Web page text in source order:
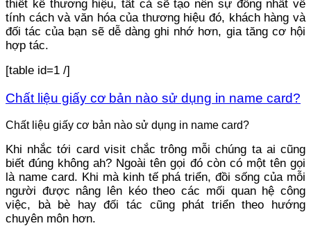
thiết kế thương hiệu, tất cả sẽ tạo nên sự đồng nhất về
tính cách và văn hóa của thương hiệu đó, khách hàng và
đối tác của bạn sẽ dễ dàng ghi nhớ hơn, gia tăng cơ hội
hợp tác.
[table id=1 /]
Chất liệu giấy cơ bản nào sử dụng in name card?
Chất liệu giấy cơ bản nào sử dụng in name card?
Khi nhắc tới card visit chắc trông mỗi chúng ta ai cũng
biết đúng không ah? Ngoài tên gọi đó còn có một tên gọi
là name card. Khi mà kinh tế phá triển, đồi sống của mỗi
người được nâng lên kéo theo các mối quan hệ công
việc, bà bè hay đối tác cũng phát triển theo hướng
chuyên môn hơn.